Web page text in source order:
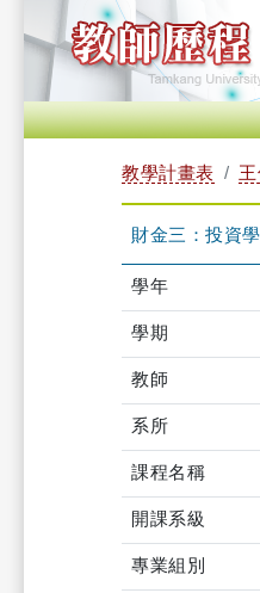
教學計畫表
財金三：投資
學年
學期
教師
系所
課程名稱
開課系級
專業組別